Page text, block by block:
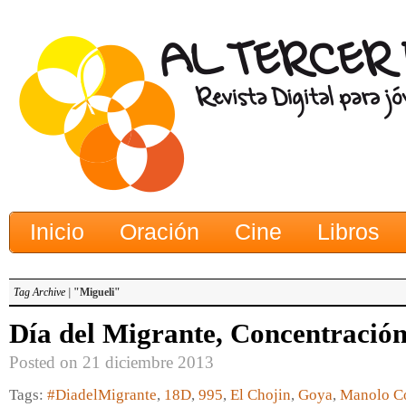
Inicio Oración Cine Libros
Tag Archive | "Migueli"
Día del Migrante,
Posted on 21 diciembre 2013
Tags: #DiadelMigrante, 18D, 995, El Chojin, Goya, Manolo